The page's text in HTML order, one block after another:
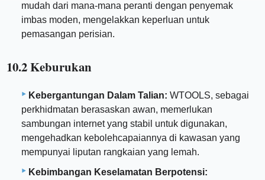
mudah dari mana-mana peranti dengan penyemak
imbas moden, mengelakkan keperluan untuk
pemasangan perisian.
10.2 Keburukan
Kebergantungan Dalam Talian: WTOOLS, sebagai
perkhidmatan berasaskan awan, memerlukan
sambungan internet yang stabil untuk digunakan,
mengehadkan kebolehcapaiannya di kawasan yang
mempunyai liputan rangkaian yang lemah.
Kebimbangan Keselamatan Berpotensi: